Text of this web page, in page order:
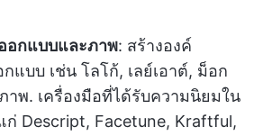
อกแบบและภาพ: สร้างองค์
แบบ เช่น โลโก้, เลย์เอาต์, ม็อก
าพ. เครื่องมือที่ได้รับความนิยมใน
Descript, Facetune, Kraftful,